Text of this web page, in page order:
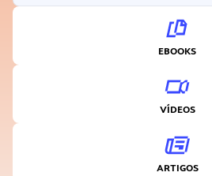
EBOOKS
VÍDEOS
ARTIGOS